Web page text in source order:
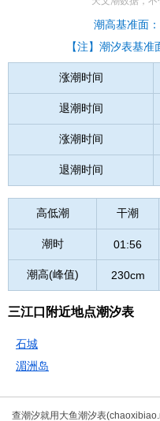
潮高基准面
【注】潮汐表基
涨潮时间
退潮时间
涨潮时间
退潮时间
高低潮 干潮
潮时 01:56
潮高(峰值) 230cm
三江口附近地点潮汐表
石城
湄洲岛
查潮汐就用大鱼潮汐表